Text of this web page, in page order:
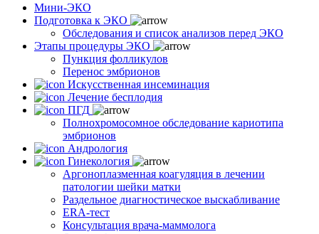
Мини-ЭКО
Подготовка к ЭКО
Обследования и список анализов перед ЭКО
Этапы процедуры ЭКО
Пункция фолликулов
Перенос эмбрионов
Искусственная инсеминация
Лечение бесплодия
ПГД
Полнохромосомное обследование кариотипа
эмбрионов
Андрология
Гинекология
Аргоноплазменная коагуляция в лечении
патологии шейки матки
Раздельное диагностическое выскабливание
ERA-тест
Консультация врача-маммолога